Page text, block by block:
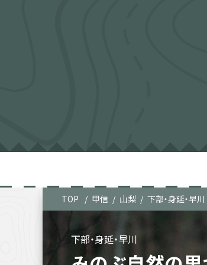
TOP 甲信 山梨 下部・身延・早川
下部・身延・早川